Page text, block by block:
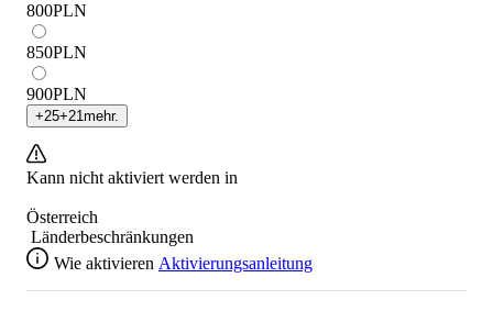
800PLN
850PLN
900PLN
+25+21mehr.
Kann nicht aktiviert werden in
Österreich
Länderbeschränkungen
Wie aktivieren Aktivierungsanleitung